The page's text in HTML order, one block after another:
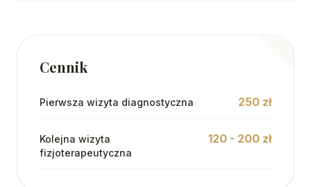
Cennik
Pierwsza wizyta diagnostyczna 250 zł
Kolejna wizyta
fizjoterapeutyczna
120 - 200 zł